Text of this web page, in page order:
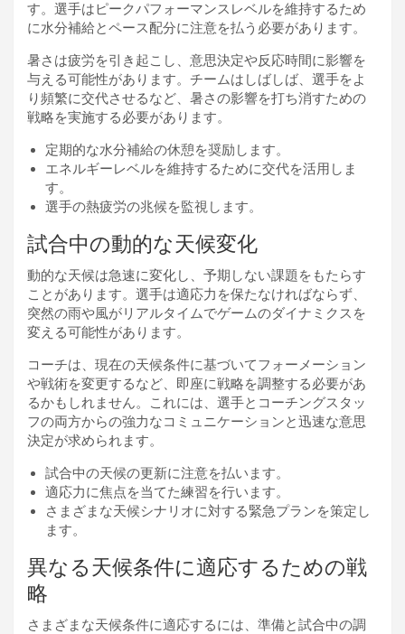
す。選手はピークパフォーマンスレベルを維持するため
に水分補給とペース配分に注意を払う必要があります。
暑さは疲労を引き起こし、意思決定や反応時間に影響を
与える可能性があります。チームはしばしば、選手をよ
り頻繁に交代させるなど、暑さの影響を打ち消すための
戦略を実施する必要があります。
定期的な水分補給の休憩を奨励します。
エネルギーレベルを維持するために交代を活用しま
す。
選手の熱疲労の兆候を監視します。
試合中の動的な天候変化
動的な天候は急速に変化し、予期しない課題をもたらす
ことがあります。選手は適応力を保たなければならず、
突然の雨や風がリアルタイムでゲームのダイナミクスを
変える可能性があります。
コーチは、現在の天候条件に基づいてフォーメーション
や戦術を変更するなど、即座に戦略を調整する必要があ
るかもしれません。これには、選手とコーチングスタッ
フの両方からの強力なコミュニケーションと迅速な意思
決定が求められます。
試合中の天候の更新に注意を払います。
適応力に焦点を当てた練習を行います。
さまざまな天候シナリオに対する緊急プランを策定し
ます。
異なる天候条件に適応するための戦
略
さまざまな天候条件に適応するには、準備と試合中の調